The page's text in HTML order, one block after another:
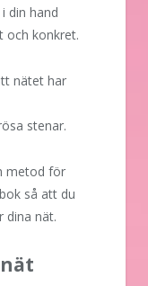
din hand
och konkret.
nätet har
stenar.
metod för
så att du
dina nät.